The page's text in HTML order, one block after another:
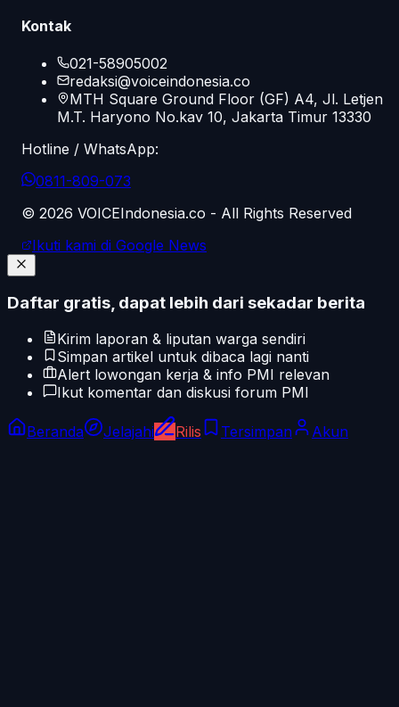
Kontak
021-58905002
redaksi@voiceindonesia.co
MTH Square Ground Floor (GF) A4, Jl. Letjen
M.T. Haryono No.kav 10, Jakarta Timur 13330
Hotline / WhatsApp:
0811-809-073
© 2026 VOICEIndonesia.co - All Rights Reserved
Ikuti kami di Google News
Daftar gratis, dapat lebih dari sekadar berita
Kirim laporan & liputan warga sendiri
Simpan artikel untuk dibaca lagi nanti
Alert lowongan kerja & info PMI relevan
Ikut komentar dan diskusi forum PMI
Beranda Jelajahi Rilis Tersimpan Akun